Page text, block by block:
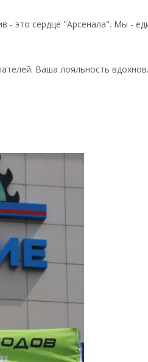
- это сердце "Арсенала". Мы -
Ваша лояльность